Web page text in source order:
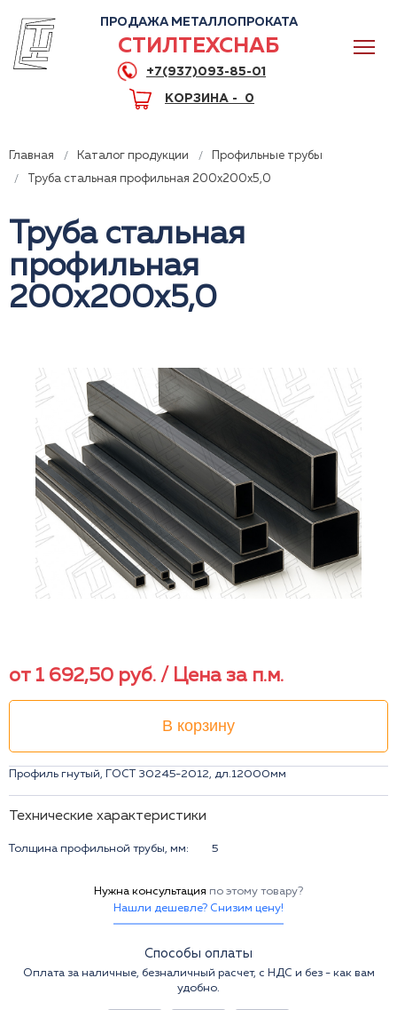
Горячая линия
ПРОДАЖА МЕТАЛЛОПРОКАТА
СТИЛТЕХСНАБ
+7(937)093-85-01
КОРЗИНА - 0
Главная Каталог продукции
Профильные трубы
Труба стальная профильная 200x200x5,0
Труба стальная
профильная
200x200x5,0
от 1 692,50 руб. / Цена за п.м.
В корзину
Профиль гнутый, ГОСТ 30245-2012, дл.12000мм
Технические характеристики
Толщина профильной трубы, мм: 5
Нужна консультация по этому товару?
Нашли дешевле? Снизим цену!
Способы оплаты
Оплата за наличные, безналичный расчет, с НДС и без - как вам
удобно.